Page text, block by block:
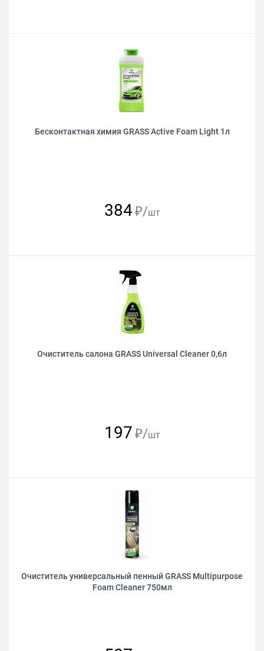
Бесконтактная химия GRASS Active Foam Light 1л
384₽/шт
Очиститель салона GRASS Universal Cleaner 0,6л
197 ₽/шт
Очиститель универсальный пенный GRASS Multipurpose
Foam Cleaner 750мл